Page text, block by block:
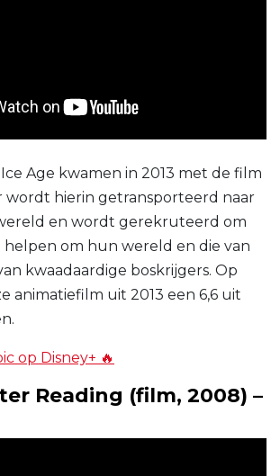
Age kwamen in 2013 met de film
wordt hierin getransporteerd naar
en wordt gerekruteerd om
helpen om hun wereld en die van
kwaadaardige boskrijgers. Op
animatiefilm uit 2013 een 6,6 uit
op Disney+ 🔥
Reading (film, 2008) –